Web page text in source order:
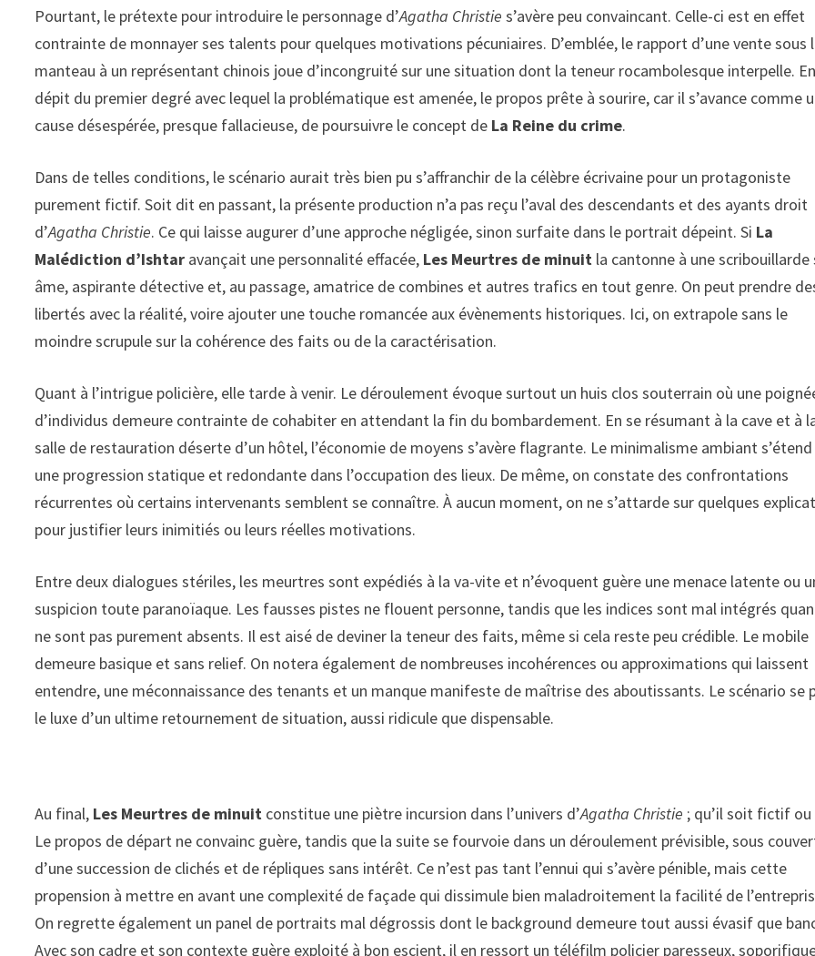
Pourtant, le prétexte pour introduire le personnage d’Agatha Christies’avère peu convaincant. Celle-ci est en effet
contrainte de monnayer ses talents pour quelques motivations pécuniaires. D’emblée, le rapport d’une vente sous
manteau à un représentant chinois joue d’incongruité sur une situation dont la teneur rocambolesque interpelle. En
dépit du premier degré avec lequel la problématique est amenée, le propos prête à sourire, car il s’avance comme
cause désespérée, presque fallacieuse, de poursuivre le concept de La Reine du crime.
Dans de telles conditions, le scénario aurait très bien pu s’affranchir de la célèbre écrivaine pour un protagoniste
purement fictif. Soit dit en passant, la présente production n’a pas reçu l’aval des descendants et des ayants droit
d’Agatha Christie. Ce qui laisse augurer d’une approche négligée, sinon surfaite dans le portrait dépeint. Si La
Malédiction d’Ishtar avançait une personnalité effacée, Les Meurtres de minuit la cantonne à une scribouillarde
âme, aspirante détective et, au passage, amatrice de combines et autres trafics en tout genre. On peut prendre
libertés avec la réalité, voire ajouter une touche romancée aux évènements historiques. Ici, on extrapole sans le
moindre scrupule sur la cohérence des faits ou de la caractérisation.
Quant à l’intrigue policière, elle tarde à venir. Le déroulement évoque surtout un huis clos souterrain où une
d’individus demeure contrainte de cohabiter en attendant la fin du bombardement. En se résumant à la cave et à
salle de restauration déserte d’un hôtel, l’économie de moyens s’avère flagrante. Le minimalisme ambiant s’étend
une progression statique et redondante dans l’occupation des lieux. De même, on constate des confrontations
récurrentes où certains intervenants semblent se connaître. À aucun moment, on ne s’attarde sur quelques
pour justifier leurs inimitiés ou leurs réelles motivations.
Entre deux dialogues stériles, les meurtres sont expédiés à la va-vite et n’évoquent guère une menace latente ou
suspicion toute paranoïaque. Les fausses pistes ne flouent personne, tandis que les indices sont mal intégrés
ne sont pas purement absents. Il est aisé de deviner la teneur des faits, même si cela reste peu crédible. Le mobile
demeure basique et sans relief. On notera également de nombreuses incohérences ou approximations qui laissent
entendre, une méconnaissance des tenants et un manque manifeste de maîtrise des aboutissants. Le scénario se
le luxe d’un ultime retournement de situation, aussi ridicule que dispensable.
Au final, Les Meurtres de minuit constitue une piètre incursion dans l’univers d’Agatha Christie ; qu’il soit fictif ou
Le propos de départ ne convainc guère, tandis que la suite se fourvoie dans un déroulement prévisible, sous
d’une succession de clichés et de répliques sans intérêt. Ce n’est pas tant l’ennui qui s’avère pénible, mais cette
propension à mettre en avant une complexité de façade qui dissimule bien maladroitement la facilité de
On regrette également un panel de portraits mal dégrossis dont le background demeure tout aussi évasif que
Avec son cadre et son contexte guère exploité à bon escient, il en ressort un téléfilm policier paresseux,